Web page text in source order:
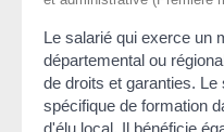
Le salarié qui exerce un
départemental ou
de droits et garanties.
spécifique de formation
d'élu local. Il bénéficie